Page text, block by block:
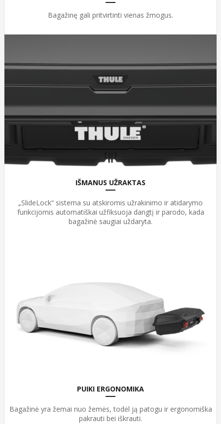
Bagažinę gali pritvirtinti vienas žmogus.
IŠMANUS UŽRAKTAS
„SlideLock“ sistema su atskiromis užrakinimo ir atidarymo
funkcijomis automatiškai užfiksuoja dangtį ir parodo, kada
bagažinė saugiai uždaryta.
PUIKI ERGONOMIKA
Bagažinė yra žemai nuo žemės, todėl ją patogu ir ergonomiška
pakrauti bei iškrauti.